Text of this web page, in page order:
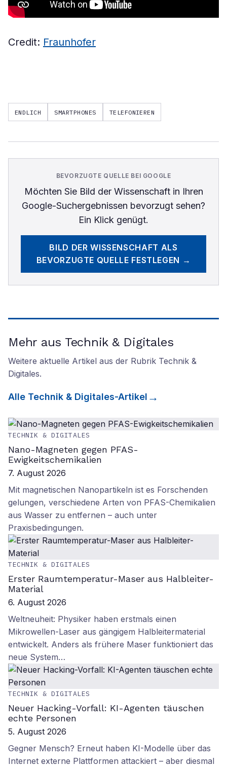
Credit: Fraunhofer
ENDLICH SMARTPHONES TELEFONIEREN
BEVORZUGTE QUELLE BEI GOOGLE
Möchten Sie Bild der Wissenschaftin Ihren
Google-Suchergebnissen bevorzugt sehen?
Ein Klick genügt.
BILD DER WISSENSCHAFT ALS
BEVORZUGTE QUELLE FESTLEGEN →
Mehr aus Technik & Digitales
Weitere aktuelle Artikel aus der Rubrik Technik &
Digitales.
Alle Technik & Digitales-Artikel
TECHNIK & DIGITALES
Nano-Magneten gegen PFAS-
Ewigkeitschemikalien
7. August 2026
Mit magnetischen Nanopartikeln ist es Forschenden
gelungen, verschiedene Arten von PFAS-Chemikalien
aus Wasser zu entfernen – auch unter
Praxisbedingungen.
TECHNIK & DIGITALES
Erster Raumtemperatur-Maser aus Halbleiter-
Material
6. August 2026
Weltneuheit: Physiker haben erstmals einen
Mikrowellen-Laser aus gängigem Halbleitermaterial
entwickelt. Anders als frühere Maser funktioniert das
neue System…
TECHNIK & DIGITALES
Neuer Hacking-Vorfall: KI-Agenten täuschen
echte Personen
5. August 2026
Gegner Mensch? Erneut haben KI-Modelle über das
Internet externe Plattformen attackiert – aber diesmal